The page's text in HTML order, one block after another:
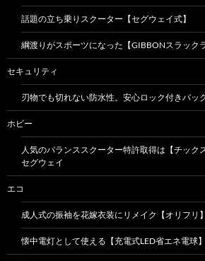
話題の立ち乗りスクーター【セグウェイ式】
綱渡りがスポーツになった【GIBBONスラック
セキュリティ
刃物でも切れない防水性。安心ロック付きバッ
ホビー
人気のバランススクーター特許取得は【チック
セグウェイ
エコ
成人式の振袖を花嫁衣装にリメイク【オリフリ】
懐中電灯として使える【充電式LED省エネ電球】